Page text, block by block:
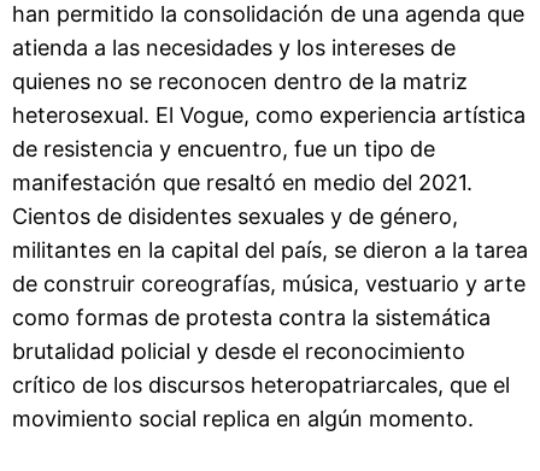
han permitido la consolidación de una agenda que
atienda a las necesidades y los intereses de
quienes no se reconocen dentro de la matriz
heterosexual. El Vogue, como experiencia artística
de resistencia y encuentro, fue un tipo de
manifestación que resaltó en medio del 2021.
Cientos de disidentes sexuales y de género,
militantes en la capital del país, se dieron a la tarea
de construir coreografías, música, vestuario y arte
como formas de protesta contra la sistemática
brutalidad policial y desde el reconocimiento
crítico de los discursos heteropatriarcales, que el
movimiento social replica en algún momento.